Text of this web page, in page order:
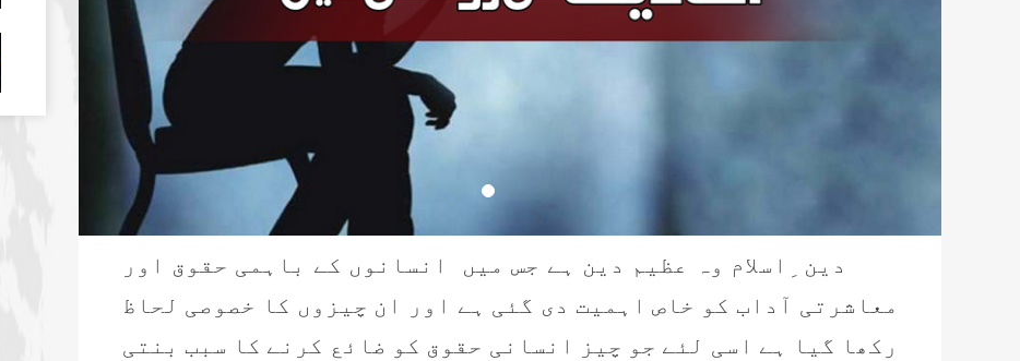
دین ِاسلام وہ عظیم دین ہے جس میں انسانوں کے باہمی حقوق اور
معاشرتی آداب کو خاص اہمیت دی گئی ہے اور ان چیزوں کا خصوصی لحاظ
رکھا گیا ہے اسی لئے جو چیز انسانی حقوق کو ضائع کرنے کا سبب بنتی